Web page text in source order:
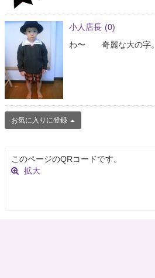
小人店長 (0)
わ〜 奇麗な大の字。
お気に入りに登録
このページのQRコードです。
拡大